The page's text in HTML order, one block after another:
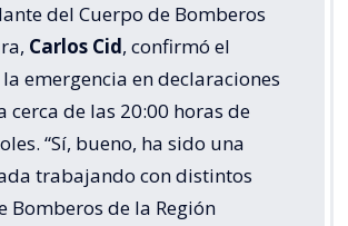
del Cuerpo de Bomberos
Carlos Cid, confirmó el
emergencia en declaraciones
cerca de las 20:00 horas de
“Sí, bueno, ha sido una
trabajando con distintos
Bomberos de la Región